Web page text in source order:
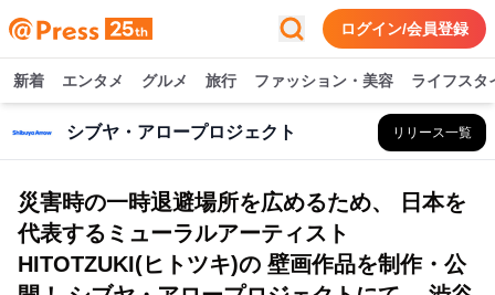
ログイン/会員登録
新着 エンタメ グルメ 旅行 ファッション・美容 ライフスタ
シブヤ・アロープロジェクト リリース一覧
災害時の一時退避場所を広めるため、 日本を
代表するミューラルアーティスト
HITOTZUKI(ヒトツキ)の 壁画作品を制作・公